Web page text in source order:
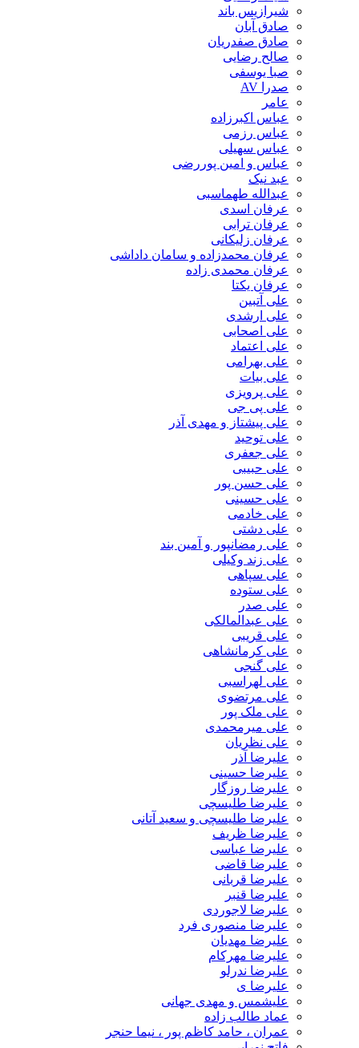
شیرازیس باند
صادق آبان
صادق صفدریان
صالح رضایی
صبا یوسفی
صدرا AV
عامر
عباس اکبرزاده
عباس رزمی
عباس سهیلی
عباس و امین پوررضی
عبد نیک
عبدالله طهماسبی‎
عرفان اسدی
عرفان ترابی
عرفان زلیکانی
عرفان محمدزاده و سامان داداشی
عرفان محمدی زاده
عرفان یکتا
علی آتبین
علی ارشدی
علی اصحابی
علی اعتماد
علی بهرامی
علی بیات
علی پرویزی
علی پی جی
علی پیشتاز و مهدی آذر
علی توحید
علی جعفری
علی حبیبی
علی حسن پور
علی حسینی
علی خادمی
علی دشتی
علی رمضانپور و آمین بند
علی زند وکیلی
علی سپاهی
علی ستوده
علی صدر
علی عبدالمالکی
علی قریبی
علی کرمانشاهی
علی گنجی
علی لهراسبی
علی مرتضوی
علی ملک پور
علی میرمحمدی
علی نظریان
علیرضا آذر
علیرضا حسینی
علیرضا روزگار
علیرضا طلیسچی
علیرضا طلیسچی و سعید آتانی
علیرضا ظریف
علیرضا عباسی
علیرضا قاضی
علیرضا قربانی
علیرضا قنبر
علیرضا لاجوردی
علیرضا منصوری فرد
علیرضا مهدیان
علیرضا مهرکام
علیرضا ندرلو
علیرضا ی
علیشمس و مهدی جهانی
عماد طالب زاده
عمران ، حامد کاظم پور ، نیما حنجر